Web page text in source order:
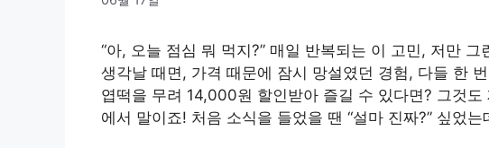
“아, 오늘 점심 뭐 먹지?” 매일 반복되는 이 고민, 저만
생각날 때면, 가격 때문에 잠시 망설였던 경험, 다들 한
엽떡을 무려 14,000원 할인받아 즐길 수 있다면? 그것
에서 말이죠! 처음 소식을 들었을 땐 “설마 진짜?” 싶었